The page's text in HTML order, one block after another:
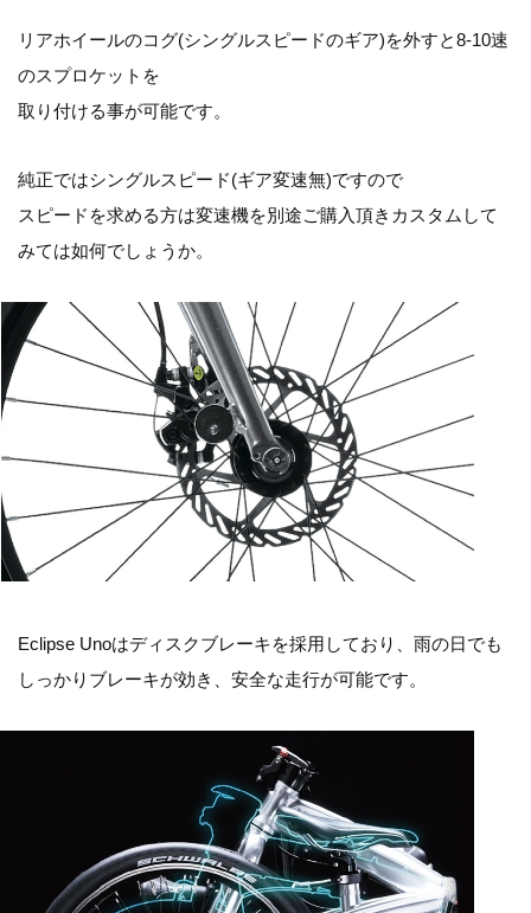
リアホイールのコグ(シングルスピードのギア)を外すと8-10速
のスプロケットを
取り付ける事が可能です。
純正ではシングルスピード(ギア変速無)ですので
スピードを求める方は変速機を別途ご購入頂きカスタムして
みては如何でしょうか。
Eclipse Unoはディスクブレーキを採用しており、雨の日でも
しっかりブレーキが効き、安全な走行が可能です。